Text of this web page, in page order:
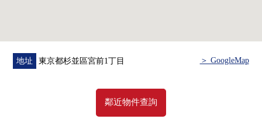
地址 東京都杉並區宮前1丁目 ＞ GoogleMap
鄰近物件查詢